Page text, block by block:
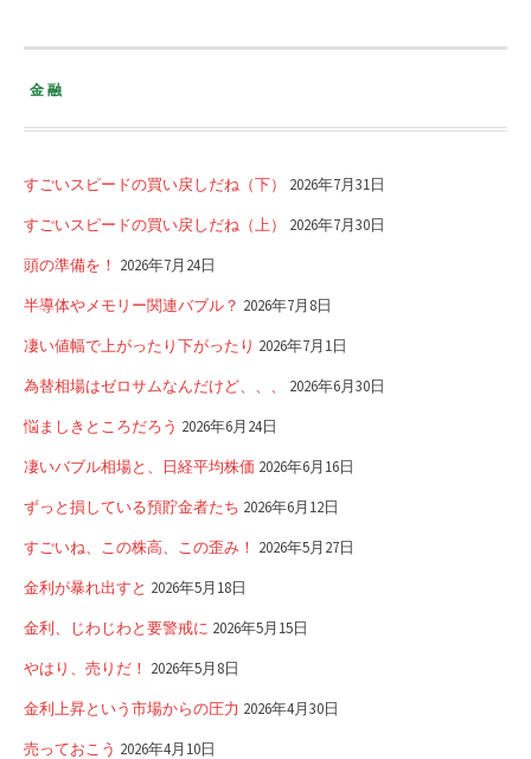
金融
すごいスピードの買い戻しだね（下） 2026年7月31日
すごいスピードの買い戻しだね（上） 2026年7月30日
頭の準備を！ 2026年7月24日
半導体やメモリー関連バブル？ 2026年7月8日
凄い値幅で上がったり下がったり 2026年7月1日
為替相場はゼロサムなんだけど、、、 2026年6月30日
悩ましきところだろう 2026年6月24日
凄いバブル相場と、日経平均株価 2026年6月16日
ずっと損している預貯金者たち 2026年6月12日
すごいね、この株高、この歪み！ 2026年5月27日
金利が暴れ出すと 2026年5月18日
金利、じわじわと要警戒に 2026年5月15日
やはり、売りだ！ 2026年5月8日
金利上昇という市場からの圧力 2026年4月30日
売っておこう 2026年4月10日